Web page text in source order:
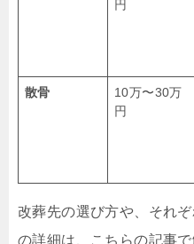
円
散骨
10万〜30万
円
改葬先の選び方や、それ
の詳細は、こちらの記事で